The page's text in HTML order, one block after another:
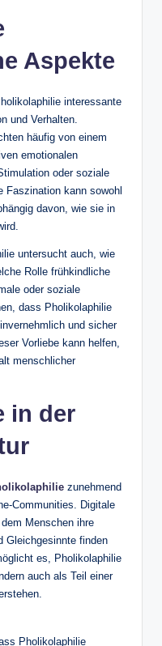
Aspekte
interessante
und Verhalten.
häufig von einem
emotionalen
oder soziale
Faszination kann sowohl
davon, wie sie in
untersucht auch, wie
Rolle frühkindliche
oder soziale
dass Pholikolaphilie
und sicher
Vorliebe kann helfen,
menschlicher
in der
zunehmend
Communities. Digitale
Menschen ihre
Gleichgesinnte finden
es, Pholikolaphilie
auch als Teil einer
Pholikolaphilie